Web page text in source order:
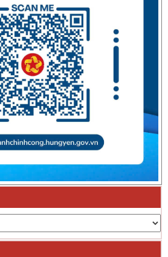
Tết Nguyên đán Bính Ngọ năm 2026
Tết Nguyên đán Giáp Thìn năm
Quốc khánh ngày 2/9/2023
công tác đăng ký phương tiện giao
bộ
việc mùa hè năm 2022